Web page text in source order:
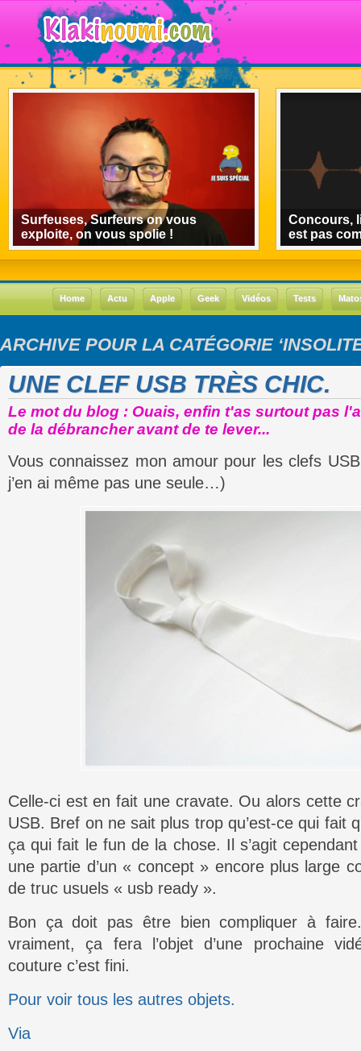
Surfeuses, Surfeurs on vous
exploite, on vous spolie !
Concours,
est pas
Home Actu Apple Geek Vidéos Tests
ARCHIVE POUR LA CATÉGORIE
UNE CLEF USB TRÈS CHIC.
Le mot du blog : Ouais, enfin t'as surtout pas
de la débrancher avant de te lever...
Vous connaissez mon amour pour les clefs
j’en ai même pas une seule…)
Celle-ci est en fait une cravate. Ou alors cette
USB. Bref on ne sait plus trop qu’est-ce qui fait
ça qui fait le fun de la chose. Il s’agit
une partie d’un « concept » encore plus large
de truc usuels « usb ready ».
Bon ça doit pas être bien compliquer à
vraiment, ça fera l’objet d’une prochaine
couture c’est fini.
Pour voir tous les autres objets.
Via